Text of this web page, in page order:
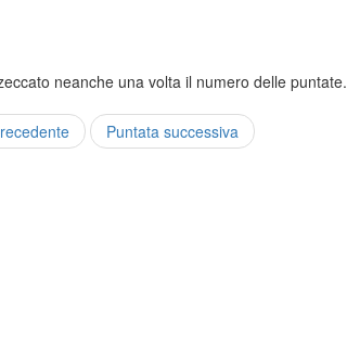
neanche una volta il numero delle puntate.
Puntata successiva